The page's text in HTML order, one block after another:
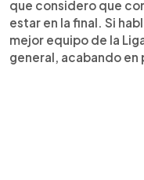
que considero que
estar en la final. Si
mejor equipo de la
general, acabando en